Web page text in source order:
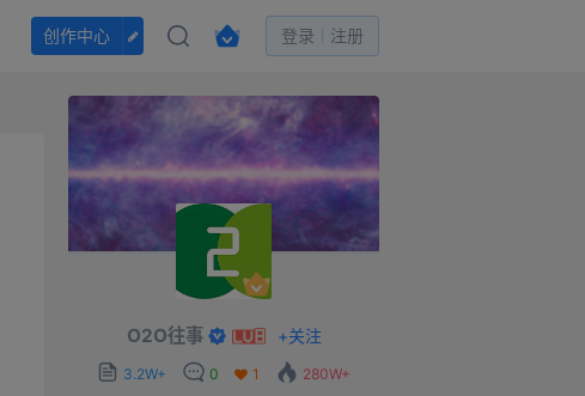
创作中心 登录 注册
O2O往事 +关注
3.2W+ 0 1
280W+